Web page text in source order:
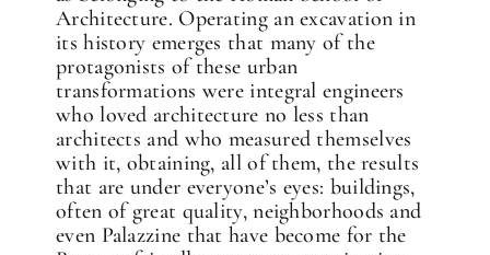
Architecture. Operating an excavation in
its history emerges that many of the
protagonists of these urban
transformations were integral engineers
who loved architecture no less than
architects and who measured themselves
with it, obtaining, all of them, the results
that are under everyone’s eyes: buildings,
often of great quality, neighborhoods and
even Palazzine that have become for the